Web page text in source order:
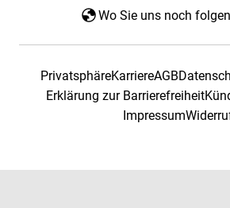
Wo Sie uns noch
PrivatsphäreKarriereAGB
Erklärung zur Barrierefreiheit
Impressum